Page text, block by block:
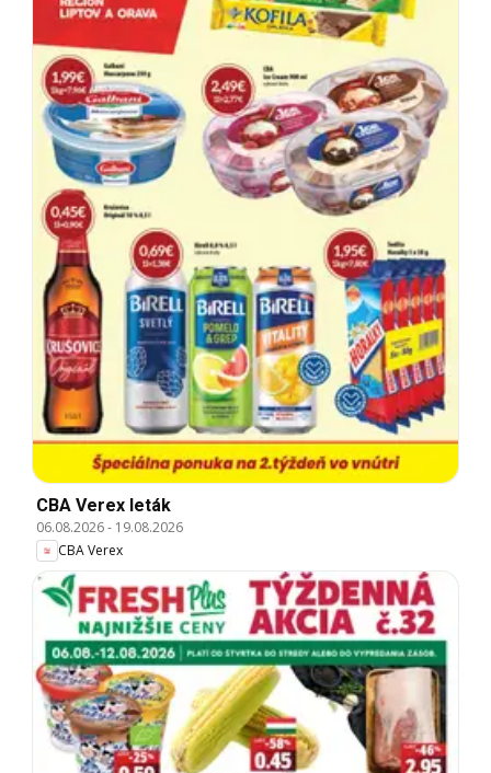
CBA Verex leták
06.08.2026- 19.08.2026
CBA Verex